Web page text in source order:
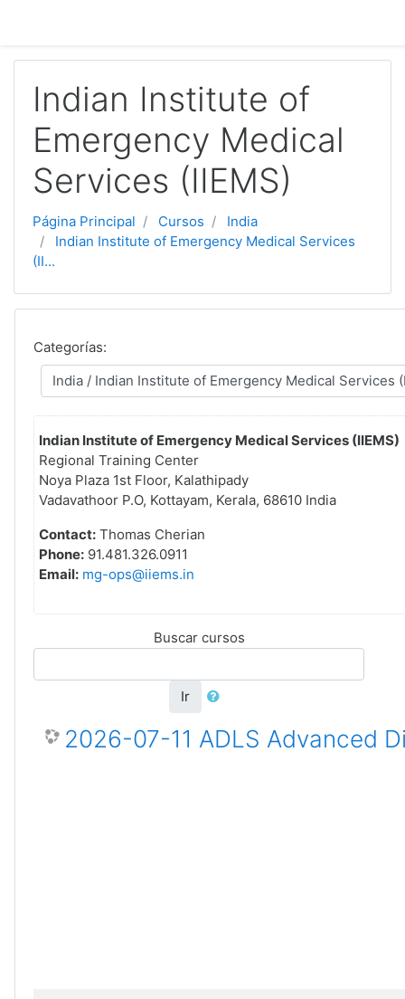
Indian Institute of
Emergency Medical
Services (IIEMS)
Página Principal Cursos
India
Indian Institute of Emergency Medical Services
(II...
Categorías:
Indian Institute of Emergency Medical Services (IIEMS)
Regional Training Center
Noya Plaza 1st Floor, Kalathipady
Vadavathoor P.O, Kottayam, Kerala, 68610 India
Contact: Thomas Cherian
Phone: 91.481.326.0911
Email: mg-ops@iiems.in
Buscar cursos
Ir
2026-07-11 ADLS Advanced